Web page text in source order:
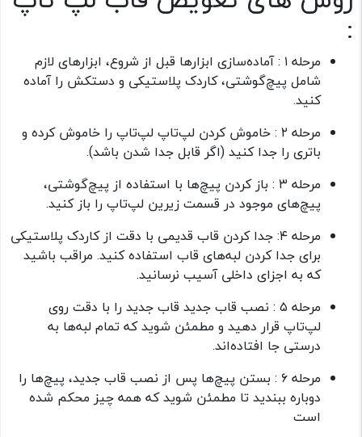
:
مرحله ۱ : آماده‌سازی ابزارها قبل از شروع، ابزارهای لازم
شامل پیچ‌گوشتی، کاردک پلاستیکی و دستکش را آماده
کنید.
مرحله ۲ : خاموش کردن لپ‌تاپ لپ‌تاپ را خاموش کرده و
باتری را جدا کنید (اگر قابل جدا شدن باشد).
مرحله ۳ : باز کردن پیچ‌ها با استفاده از پیچ‌گوشتی،
پیچ‌های موجود در قسمت زیرین لپ‌تاپ را باز کنید.
مرحله ۴: جدا کردن قاب قدیمی با دقت از کاردک پلاستیکی
برای جدا کردن لبه‌های قاب استفاده کنید. مراقب باشید
که به اجزای داخلی آسیب نرسانید.
مرحله ۵ : نصب قاب جدید قاب جدید را با دقت روی
لپ‌تاپ قرار دهید و مطمئن شوید که تمام لبه‌ها به
درستی جا افتاده‌اند.
مرحله ۶ : بستن پیچ‌ها پس از نصب قاب جدید، پیچ‌ها را
دوباره ببندید تا مطمئن شوید که همه چیز محکم شده
است